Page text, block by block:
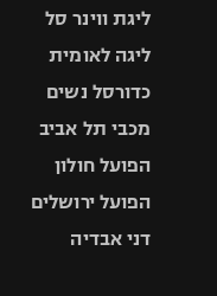
ליגת ווינר סל
ליגה לאומית
כדורסל נשים
מכבי תל אביב
הפועל חולון
הפועל ירושלים
דני אבדיה